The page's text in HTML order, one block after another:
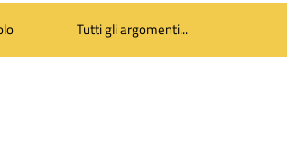
Tutti gli argomenti...